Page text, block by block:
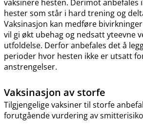
vaksinere hesten. Derimot anbefales
hester som står i hard trening og
Vaksinasjon kan medføre
vil gi økt ubehag og nedsatt yteevne
utfoldelse. Derfor anbefales det å
perioder hvor hesten ikke er utsatt
anstrengelser.
Vaksinasjon av storfe
Tilgjengelige vaksiner til storfe
forutgående vurdering av